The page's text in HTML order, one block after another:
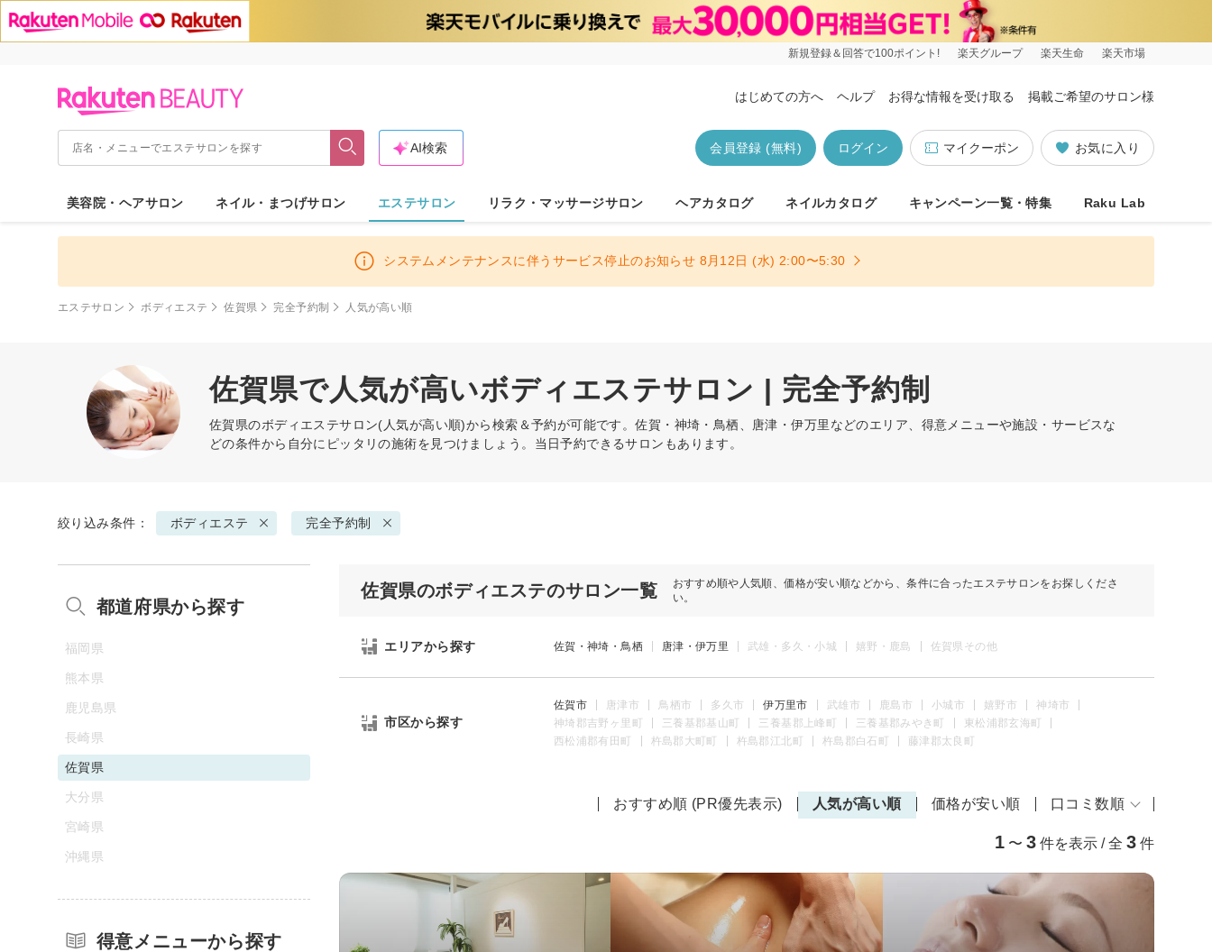
新規登録＆回答で100ポイント! 楽天グループ 楽天生命 楽天市場
はじめての方へ ヘルプ お得な情報を受け取る 掲載ご希望のサロン様
お気に入り
マイクーポン
ログイン
会員登録 (無料)
AI検索
美容院・ヘアサロン ネイル・まつげサロン エステサロン リラク・マッサージサロン ヘアカタログ ネイルカタログ キャンペーン一覧・特集 Raku Lab
システムメンテナンスに伴うサービス停止のお知らせ 8月12日 (水) 2:00〜5:30
エステサロン ボディエステ 佐賀県 完全予約制 人気が高い順
佐賀県で人気が高いボディエステサロン | 完全予約制
佐賀県のボディエステサロン(人気が高い順)から検索＆予約が可能です。佐賀・神埼・鳥栖、唐津・伊万里などのエリア、得意メニューや施設・サービスな
どの条件から自分にピッタリの施術を見つけましょう。当日予約できるサロンもあります。
絞り込み条件： ボディエステ 完全予約制
佐賀県のボディエステのサロン一覧
おすすめ順や人気順、価格が安い順などから、条件に合ったエステサロンをお探しくださ
い。
エリアから探す 佐賀・神埼・鳥栖 唐津・伊万里 武雄・多久・小城 嬉野・鹿島 佐賀県その他
市区から探す
佐賀市 唐津市 鳥栖市 多久市 伊万里市 武雄市 鹿島市 小城市 嬉野市
神埼市
神埼郡吉野ヶ里町
三養基郡基山町 三養基郡上峰町 三養基郡みやき町
東松浦郡玄海町
西松浦郡有田町
杵島郡大町町 杵島郡江北町 杵島郡白石町 藤津郡太良町
おすすめ順 (PR優先表示) 人気が高い順 価格が安い順 口コミ数順
1 〜 3 件を表示 / 全 3 件
都道府県から探す
福岡県
熊本県
鹿児島県
長崎県
佐賀県
大分県
宮崎県
沖縄県
得意メニューから探す